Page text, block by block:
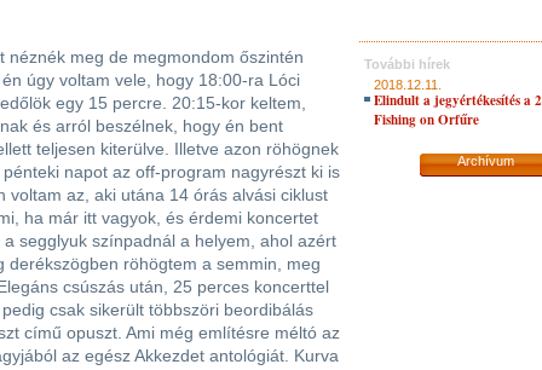
meg de megmondom őszintén
úgy voltam vele, hogy 18:00-ra Lóci
egy 15 percre. 20:15-kor keltem,
és arról beszélnek, hogy én bent
teljesen kiterülve. Illetve azon röhögnek
napot az off-program nagyrészt ki is
voltam az, aki utána 14 órás alvási ciklust
ha már itt vagyok, és érdemi koncertet
segglyuk színpadnál a helyem, ahol azért
röhögtem a semmin, meg
csúszás után, 25 perces koncerttel
csak sikerült többszöri beordibálás
című opuszt. Ami még említésre méltó az
az egész Akkezdet antológiát. Kurva
További hírek
2018.12.11.
Elindult a jegyértékesítés a
Fishing on Orfűre
Archívum